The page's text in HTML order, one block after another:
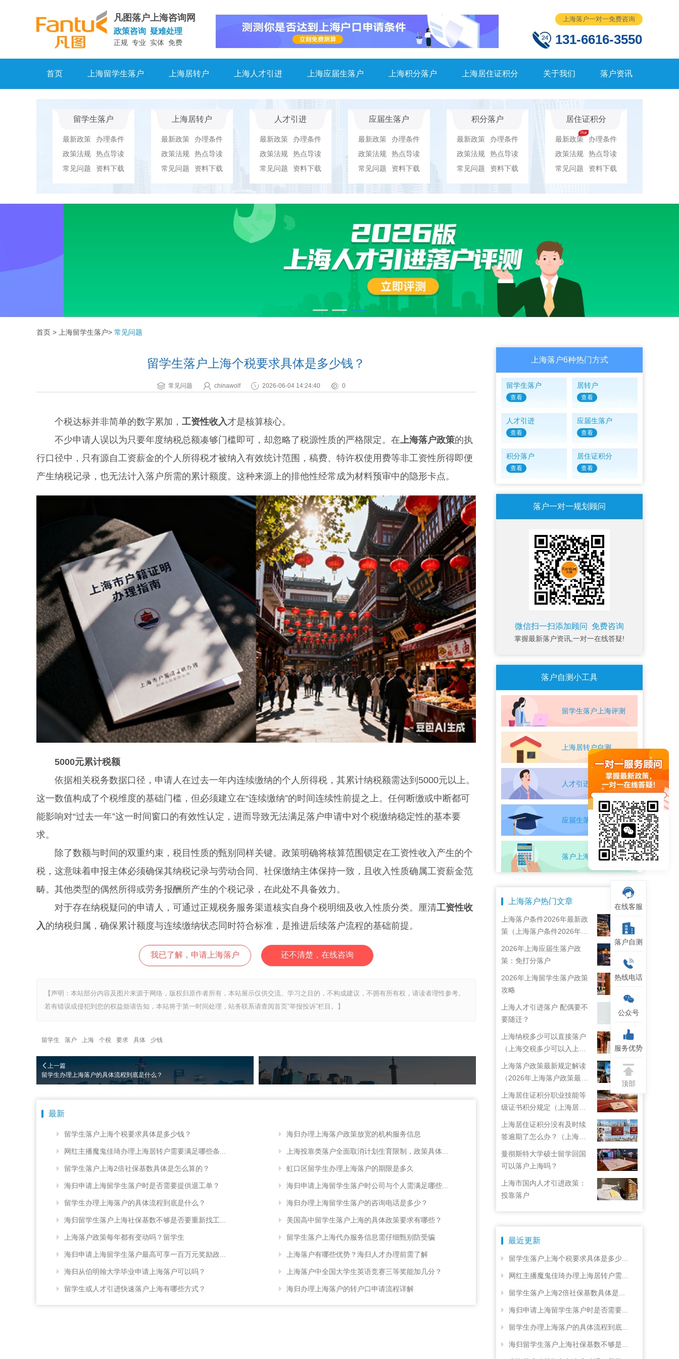
凡图落户上海咨询网
政策咨询 疑难处理
正规 专业 实体 免费
上海落户一对一免费咨询
131-6616-3550
首页 上海留学生落户 上海居转户 上海人才引进 上海应届生落户 上海积分落户 上海居住证积分 关于我们 落户资讯
留学生落户
最新政策
办理条件
政策法规
热点导读
常见问题
资料下载
上海居转户
最新政策
办理条件
政策法规
热点导读
常见问题
资料下载
人才引进
最新政策
办理条件
政策法规
热点导读
常见问题
资料下载
应届生落户
最新政策
办理条件
政策法规
热点导读
常见问题
资料下载
积分落户
最新政策
办理条件
政策法规
热点导读
常见问题
资料下载
居住证积分
最新政策
办理条件
政策法规
热点导读
常见问题
资料下载
首页 > 上海留学生落户> 常见问题
留学生落户上海个税要求具体是多少钱？
常见问题 chinawolf 2026-06-04 14:24:40 0
个税达标并非简单的数字累加， 工资性收入才是核算核心。
不少申请人误以为只要年度纳税总额凑够门槛即可，却忽略了税源性质的严格限定。在上海落户政策的执
行口径中，只有源自工资薪金的个人所得税才被纳入有效统计范围，稿费、特许权使用费等非工资性所得即便
产生纳税记录，也无法计入落户所需的累计额度。这种来源上的排他性经常成为材料预审中的隐形卡点。
5000元累计税额
依据相关税务数据口径，申请人在过去一年内连续缴纳的个人所得税，其累计纳税额需达到5000元以上。
这一数值构成了个税维度的基础门槛，但必须建立在“连续缴纳”的时间连续性前提之上。任何断缴或中断都可
能影响对“过去一年”这一时间窗口的有效性认定，进而导致无法满足落户申请中对个税缴纳稳定性的基本要
求。
除了数额与时间的双重约束，税目性质的甄别同样关键。政策明确将核算范围锁定在工资性收入产生的个
税，这意味着申报主体必须确保其纳税记录与劳动合同、社保缴纳主体保持一致，且收入性质确属工资薪金范
畴。其他类型的偶然所得或劳务报酬所产生的个税记录，在此处不具备效力。
对于存在纳税疑问的申请人，可通过正规税务服务渠道核实自身个税明细及收入性质分类。厘清工资性收
入的纳税归属，确保累计额度与连续缴纳状态同时符合标准，是推进后续落户流程的基础前提。
我已了解，申请上海落户 还不清楚，在线咨询
【声明：本站部分内容及图片来源于网络，版权归原作者所有，本站展示仅供交流、学习之目的，不构成建议，不拥有所有权，请读者理性参考。
若有错误或侵犯到您的权益烦请告知，本站将于第一时间处理，站务联系请查阅首页“举报投诉”栏目。】
留学生 落户 上海 个税 要求 具体 少钱
上一篇
留学生办理上海落户的具体流程到底是什么？
最新
留学生落户上海个税要求具体是多少钱？
网红主播魔鬼佳琦办理上海居转户需要满足哪些条...
留学生落户上海2倍社保基数具体是怎么算的？
海归申请上海留学生落户时是否需要提供退工单？
留学生办理上海落户的具体流程到底是什么？
海归留学生落户上海社保基数不够是否要重新找工...
上海落户政策每年都有变动吗？留学生
海归申请上海留学生落户最高可享一百万元奖励政...
海归从伯明翰大学毕业申请上海落户可以吗？
留学生或人才引进快速落户上海有哪些方式？
海归办理上海落户政策放宽的机构服务信息
上海投靠类落户全面取消计划生育限制，政策具体...
虹口区留学生办理上海落户的期限是多久
海归申请上海留学生落户时公司与个人需满足哪些...
海归办理上海留学生落户的咨询电话是多少？
美国高中留学生落户上海的具体政策要求有哪些？
留学生落户上海代办服务信息需仔细甄别防受骗
上海落户有哪些优势？海归人才办理前需了解
上海落户中全国大学生英语竞赛三等奖能加几分？
海归办理上海落户的转户口申请流程详解
上海落户6种热门方式
留学生落户
查看
居转户
查看
人才引进
查看
应届生落户
查看
积分落户
查看
居住证积分
查看
落户一对一规划顾问
微信扫一扫添加顾问 免费咨询
掌握最新落户资讯,一对一在线答疑!
落户自测小工具
留学生落户上海评测
上海居转户自测
人才引进落户评测
应届生落户上海自测
落户上海条件自测
上海落户热门文章
上海落户条件2026年最新政
策（上海落户条件2026年最
新政策解读）
2026年上海应届生落户政
策：免打分落户
2026年上海留学生落户政策
攻略
上海人才引进落户 配偶要不
要随迁？
上海纳税多少可以直接落户
（上海交税多少可以入上海
户口）
上海落户政策最新规定解读
（2026年上海落户政策最新
规定）
上海居住证积分职业技能等
级证书积分规定（上海居住
证技能职称目录）
上海居住证积分没有及时续
签逾期了怎么办？（上海居
住证续签了但积分忘了）
曼彻斯特大学硕士留学回国
可以落户上海吗？
上海市国内人才引进政策：
投靠落户
最近更新
留学生落户上海个税要求具体是多少...
网红主播魔鬼佳琦办理上海居转户需...
留学生落户上海2倍社保基数具体是...
海归申请上海留学生落户时是否需要...
留学生办理上海落户的具体流程到底...
海归留学生落户上海社保基数不够是...
在线客服
落户自测
热线电话
公众号
服务优势
顶部